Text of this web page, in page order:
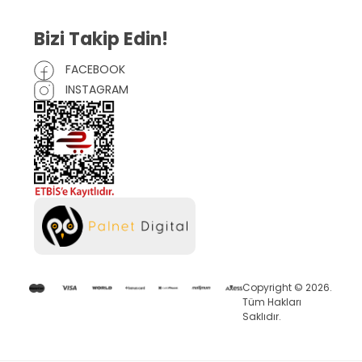
Bizi Takip Edin!
FACEBOOK
INSTAGRAM
Copyright © 2026.
Tüm Hakları
Saklıdır.